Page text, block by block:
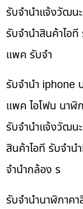
รับจํานําแจ้งวัฒน
รับจำนำสินค้าไอ
แพค รับจำ
รับจำนำ iphone
แพค ไอโฟน นาฬิ
รับจํานําแจ้งวัฒน
สินค้าไอที รับจำน
จำนำกล้อง ร
รับจำนำนาฬิกาค